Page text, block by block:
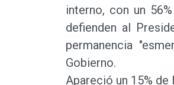
interno, con un
defienden al
permanencia
Gobierno.
Apareció un 15% de